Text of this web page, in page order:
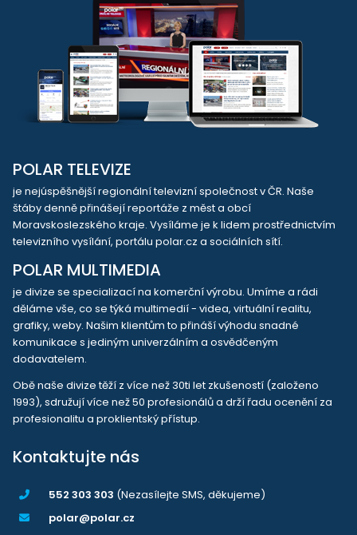
POLAR TELEVIZE
je nejúspěšnější regionální televizní společnost v ČR. Naše
štáby denně přinášejí reportáže z měst a obcí
Moravskoslezského kraje. Vysíláme je k lidem prostřednictvím
televizního vysílání, portálu polar.cz a sociálních sítí.
POLAR MULTIMEDIA
je divize se specializací na komerční výrobu. Umíme a rádi
děláme vše, co se týká multimedií - videa, virtuální realitu,
grafiky, weby. Našim klientům to přináší výhodu snadné
komunikace s jediným univerzálním a osvědčeným
dodavatelem.
Obě naše divize těží z více než 30ti let zkušeností (založeno
1993), sdružují více než 50 profesionálů a drží řadu ocenění za
profesionalitu a proklientský přístup.
Kontaktujte nás
552 303 303 (Nezasílejte SMS, děkujeme)
polar@polar.cz